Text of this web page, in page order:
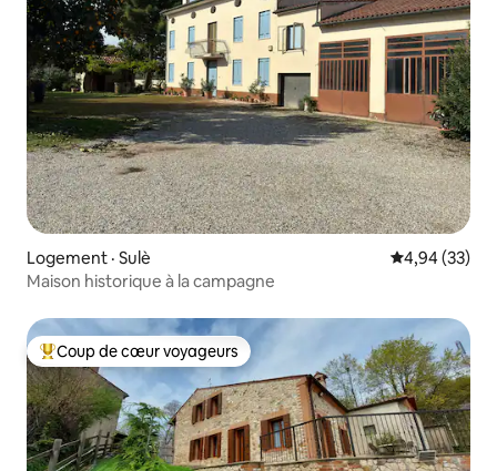
Logement · Sulè Note
4,94 (33)
Maison historique à la campagne
Coup de cœur voyageurs parmi les plus aimés
Coup de cœur voyageurs